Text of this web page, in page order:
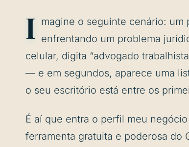
I magine o seguinte cenário: um
enfrentando um problema
celular, digita “advogado
— e em segundos, aparece uma
o seu escritório está entre os
É aí que entra o perfil meu
ferramenta gratuita e poderosa do